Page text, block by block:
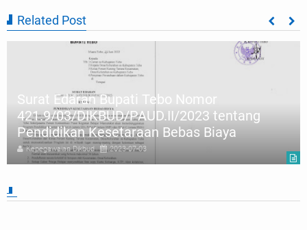
Related Post
Surat Edaran Bupati Tebo Nomor
421.9/03/DIKBUD/PAUD.II/2023 tentang
Pendidikan Kesetaraan Bebas Biaya
Kepegawaian Dikbud 2023-07-03